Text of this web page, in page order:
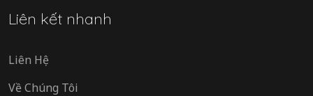
Liên kết nhanh
Liên Hệ
Về Chúng Tôi